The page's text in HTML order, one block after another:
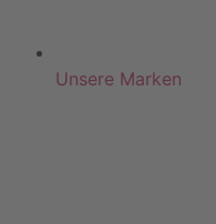
Unsere Marken